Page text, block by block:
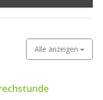
Alle anzeigen